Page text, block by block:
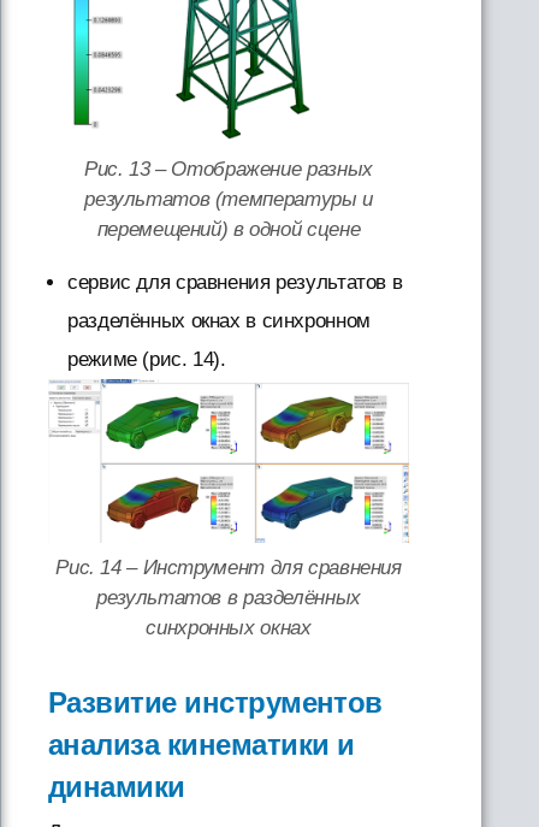
Рис. 13 – Отображение разных
результатов (температуры и
перемещений) в одной сцене
сервис для сравнения результатов в
разделённых окнах в синхронном
режиме (рис. 14).
Рис. 14 – Инструмент для сравнения
результатов в разделённых
синхронных окнах
Развитие инструментов
анализа кинематики и
динамики